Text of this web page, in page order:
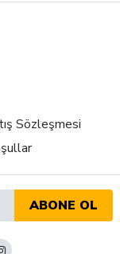
Sözleşmesi
ABONE OL